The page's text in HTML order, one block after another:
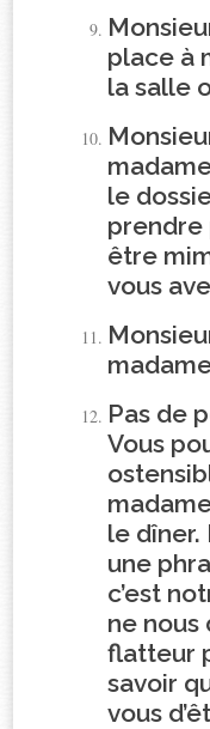
place à
la salle
le
prendre
être
vous
Pas de
Vous
le dîner.
une
c’est
ne nous
flatteur
savoir
vous